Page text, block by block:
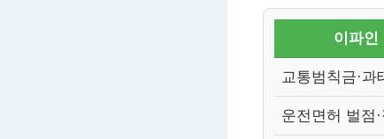
이파인
교통범칙금·
운전면허 벌점